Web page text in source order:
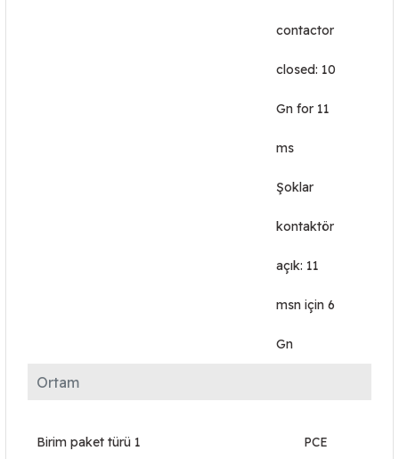
Ortam
contactor
closed: 10
Gn for 11
ms
Şoklar
kontaktör
açık: 11
msn için 6
Gn
Birim paket türü 1 PCE